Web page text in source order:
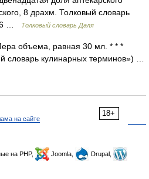
8 драхм. Толковый словарь
…
Толковый словарь Даля
объема, равная 30 мл. * * *
словарь кулинарных терминов») …
18+
на сайте
на PHP, Joomla,
Drupal,